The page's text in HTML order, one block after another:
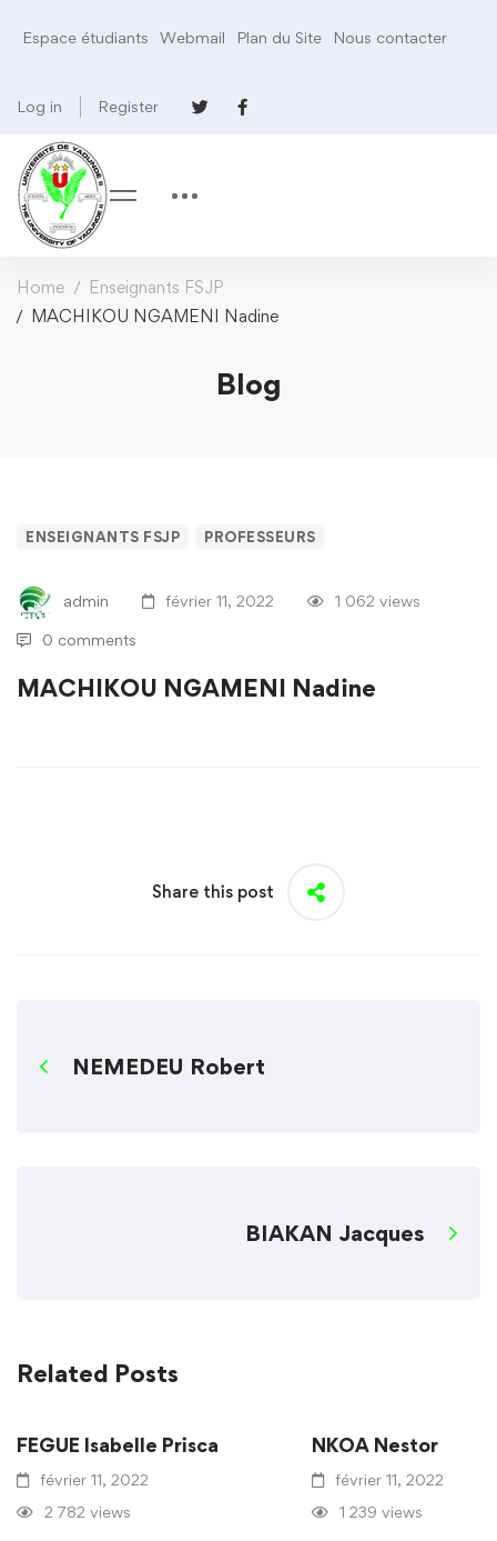
Espace étudiants Webmail Plan du Site Nous contacter
Log in Register
Home
Enseignants FSJP
MACHIKOU NGAMENI Nadine
Blog
ENSEIGNANTS FSJP PROFESSEURS
admin février 11, 2022 1 062 views
0 comments
MACHIKOU NGAMENI Nadine
Share this post
NEMEDEU Robert
BIAKAN Jacques
Related Posts
FEGUE Isabelle Prisca
février 11, 2022
2 782 views
NKOA Nestor
février 11, 2022
1 239 views